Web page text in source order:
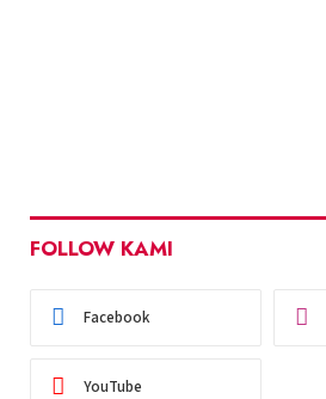
FOLLOW KAMI
Facebook
YouTube